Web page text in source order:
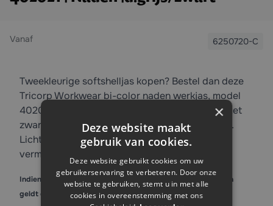
Vanaf 6250720-C
Tweekleurige softshelljas kopen? Bestel dan deze
Tricorp Workwear bi-color naden werkjas, model
402021. De jas heeft een stoere donkergrijze met
zwarte kleur en is gemaakt van 100% polyester.
Licht van gewicht en heeft een ademend
vermogen.
Indien er staffelkorting op het product van toepassing is, dan
geldt dit alleen bij afname van gelijke maat en kleur.
×
Deze website maakt
gebruik van cookies.
Deze website gebruikt cookies om uw
gebruikerservaring te verbeteren. Door onze
website te gebruiken, stemt u in met alle
cookies in overeenstemming met ons